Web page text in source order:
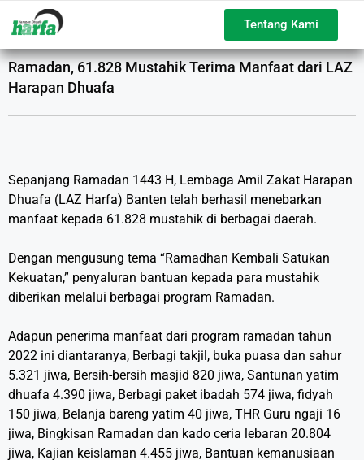
Tentang Kami
Ramadan, 61.828 Mustahik Terima Manfaat dari LAZ
Harapan Dhuafa
Sepanjang Ramadan 1443 H, Lembaga Amil Zakat Harapan
Dhuafa (LAZ Harfa) Banten telah berhasil menebarkan
manfaat kepada 61.828 mustahik di berbagai daerah.
Dengan mengusung tema “Ramadhan Kembali Satukan
Kekuatan,” penyaluran bantuan kepada para mustahik
diberikan melalui berbagai program Ramadan.
Adapun penerima manfaat dari program ramadan tahun
2022 ini diantaranya, Berbagi takjil, buka puasa dan sahur
5.321 jiwa, Bersih-bersih masjid 820 jiwa, Santunan yatim
dhuafa 4.390 jiwa, Berbagi paket ibadah 574 jiwa, fidyah
150 jiwa, Belanja bareng yatim 40 jiwa, THR Guru ngaji 16
jiwa, Bingkisan Ramadan dan kado ceria lebaran 20.804
jiwa, Kajian keislaman 4.455 jiwa, Bantuan kemanusiaan